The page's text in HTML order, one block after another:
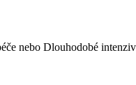
nebo Dlouhodobé